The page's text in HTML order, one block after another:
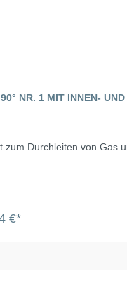
NR. 1 MIT INNEN-
zum Durchleiten von Gas
€*